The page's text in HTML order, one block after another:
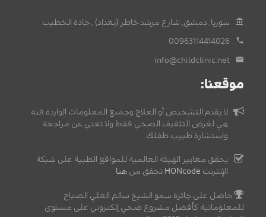
سوريا, دمشق, شارع مرشد خاطر (بغداد) , جادة الخطيب.
00963114414026
info@childclinic.net
موقعنا:
لا يقدم التشخيص أو العلاج وجميع المعلومات الواردة فيه
هي لغرض التثقيف الصحي فقط ولا تغني عن مراجعة
واستشارة طبيب طفلك.
يحقق معايير الهيئة العالمية للمواقع الطبية على شبكة
الإنترنت HONcode تحقق من هنا
حاصل على جائزة سمو الشيخ سالم العلي الصباح
للمعلوماتية كأفضل مشروع صحي إلكتروني على مستوى